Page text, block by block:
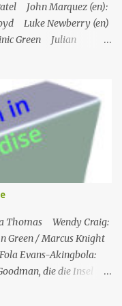
John Marquez (en):
Luke Newberry (en)
Green Julian
zunächst auf die
am Tag des
Gruppe von Touristen,
Einziges Problem:
Der
(mit Ausnahme von
mit Hilfe eines
Thomas Wendy Craig:
Green / Marcus Knight
Evans-Akingbola:
die die Insel